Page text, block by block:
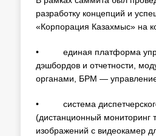
разработку концепций и
«Корпорация Казахмыс» на
• единая платформа
дэшбордов и отчетности,
органами, БРМ —
• система диспетчерского
(дистанционный мониторинг
изображений с видеокамер